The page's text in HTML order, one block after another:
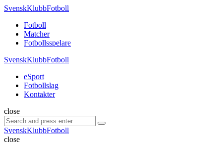
Menu
SvenskKlubbFotboll
Menu
Fotboll
Matcher
Fotbollsspelare
SvenskKlubbFotboll
eSport
Fotbollslag
Kontakter
Search
close
Search
for:
Search
SvenskKlubbFotboll
close